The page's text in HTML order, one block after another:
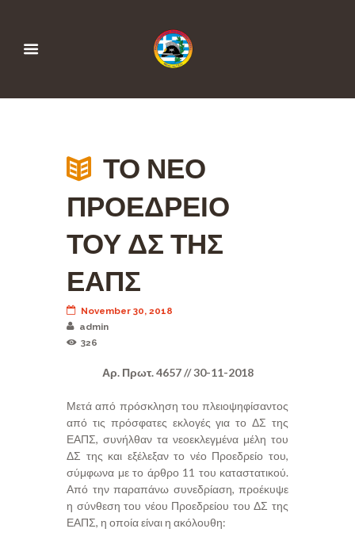
ΤΟ ΝΕΟ
ΠΡΟΕΔΡΕΙΟ
ΤΟΥ ΔΣ ΤΗΣ
ΕΑΠΣ
November 30, 2018
admin
326
Αρ. Πρωτ. 4657 // 30-11-2018
Μετά από πρόσκληση του πλειοψηφίσαντος
από τις πρόσφατες εκλογές για το ΔΣ της
ΕΑΠΣ, συνήλθαν τα νεοεκλεγμένα μέλη του
ΔΣ της και εξέλεξαν το νέο Προεδρείο του,
σύμφωνα με το άρθρο 11 του καταστατικού.
Από την παραπάνω συνεδρίαση, προέκυψε
η σύνθεση του νέου Προεδρείου του ΔΣ της
ΕΑΠΣ, η οποία είναι η ακόλουθη: